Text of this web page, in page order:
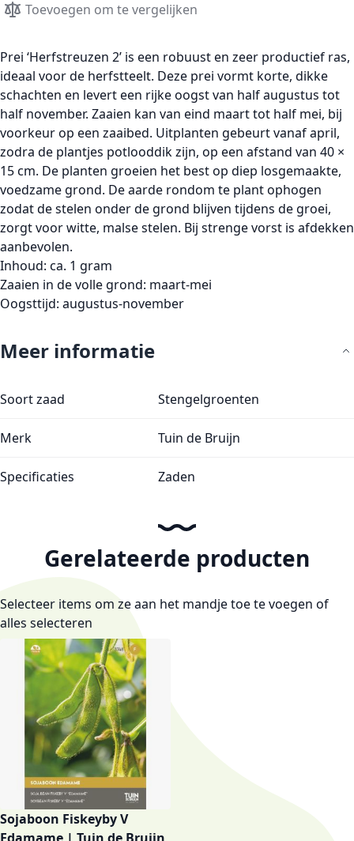
Toevoegen om te vergelijken
Prei ‘Herfstreuzen 2’ is een robuust en zeer productief ras,
ideaal voor de herfstteelt. Deze prei vormt korte, dikke
schachten en levert een rijke oogst van half augustus tot
half november. Zaaien kan van eind maart tot half mei, bij
voorkeur op een zaaibed. Uitplanten gebeurt vanaf april,
zodra de plantjes potlooddik zijn, op een afstand van 40 ×
15 cm. De planten groeien het best op diep losgemaakte,
voedzame grond. De aarde rondom te plant ophogen
zodat de stelen onder de grond blijven tijdens de groei,
zorgt voor witte, malse stelen. Bij strenge vorst is afdekken
aanbevolen.
Inhoud: ca. 1 gram
Zaaien in de volle grond: maart-mei
Oogsttijd: augustus-november
Meer informatie
Soort zaad Stengelgroenten
Merk Tuin de Bruijn
Specificaties Zaden
Gerelateerde producten
Selecteer items om ze aan het mandje toe te voegen of
alles selecteren
Sojaboon Fiskeyby V